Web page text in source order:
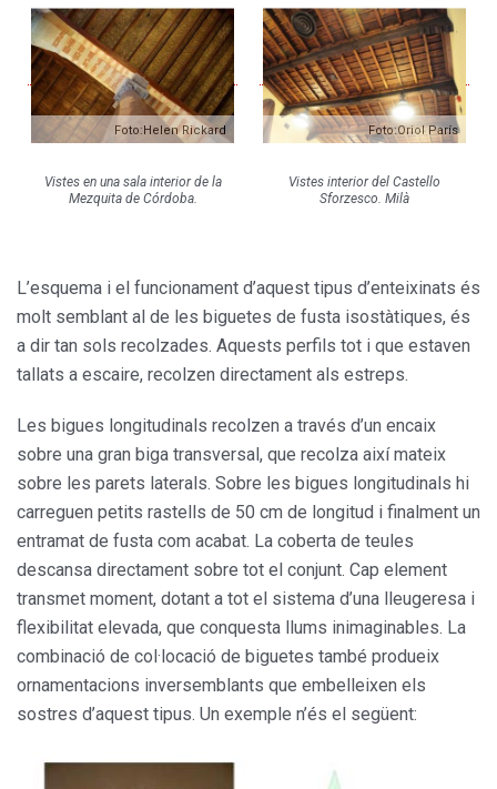
Foto:Helen Rickard
Vistes en una sala interior de la
Mezquita de Córdoba.
Foto:Oriol París
Vistes interior del Castello
Sforzesco. Milà
L’esquema i el funcionament d’aquest tipus d’enteixinats és
molt semblant al de les biguetes de fusta isostàtiques, és
a dir tan sols recolzades. Aquests perfils tot i que estaven
tallats a escaire, recolzen directament als estreps.
Les bigues longitudinals recolzen a través d’un encaix
sobre una gran biga transversal, que recolza així mateix
sobre les parets laterals. Sobre les bigues longitudinals hi
carreguen petits rastells de 50 cm de longitud i finalment un
entramat de fusta com acabat. La coberta de teules
descansa directament sobre tot el conjunt. Cap element
transmet moment, dotant a tot el sistema d’una lleugeresa i
flexibilitat elevada, que conquesta llums inimaginables. La
combinació de col·locació de biguetes també produeix
ornamentacions inversemblants que embelleixen els
sostres d’aquest tipus. Un exemple n’és el següent: